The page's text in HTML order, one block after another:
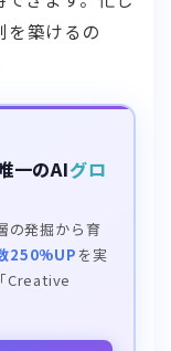
を築けるの
一のAIグロ
の発掘から育
250%UP を実
Creative